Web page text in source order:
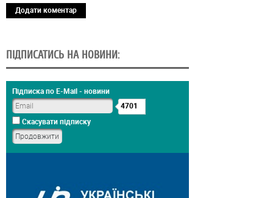
Додати коментар
ПІДПИСАТИСЬ НА НОВИНИ:
Підписка по E-Mail - новини
4701
Скасувати підписку